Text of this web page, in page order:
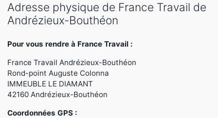
Adresse physique de France Travail de
Andrézieux-Bouthéon
Pour vous rendre à France Travail :
France Travail Andrézieux-Bouthéon
Rond-point Auguste Colonna
IMMEUBLE LE DIAMANT
42160 Andrézieux-Bouthéon
Coordonnées GPS :